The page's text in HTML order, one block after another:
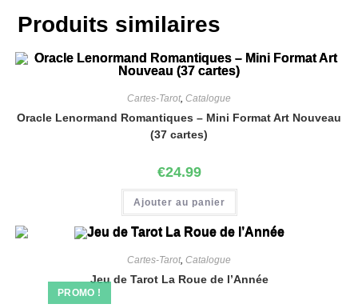
Produits similaires
Cartes-Tarot, Catalogue
Oracle Lenormand Romantiques – Mini Format Art Nouveau
(37 cartes)
€24.99
Ajouter au panier
PROMO !
Cartes-Tarot, Catalogue
Jeu de Tarot La Roue de l’Année